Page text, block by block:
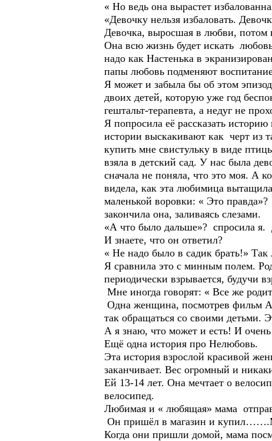
« Но ведь она вырастет
«Девочку нельзя избаловать.
Девочка, выросшая в любви, потом
Она всю жизнь будет искать
надо как Настенька в
папы любовь подменяют
Я может и забыла бы об этом
двоих детей, которую уже год
гештальт-терапевта, а недуг не
Я попросила её рассказать
истории выскакивают как черт из
купить мне свистульку в виде
взяла в детский сад. У нас была
сначала не поняла, что это моя. А
видела, как эта любимица
маленькой воровки: « Это
закончила она, заливаясь слезами.
«А что было дальше»? спросила
И знаете, что он ответил?
« Не надо было в садик брать!» Так
Я сравнила это с минным полем.
периодически взрывается, будучи
Мне иногда говорят: « Все же
Одна женщина, посмотрев фильм
так обращаться со своими детьми.
А я знаю, что может и есть! И очень
Ещё одна история про Нелюбовь.
Эта история взрослой красивой
заканчивает. Вес огромный и
Ей 13-14 лет. Она мечтает о
велосипед.
Любимая и « любящая» мама
Он пришёл в магазин и
Когда они пришли домой, мама